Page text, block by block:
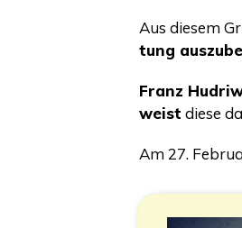
Aus die­sem
tung
Franz
weist die­se
Am 27.